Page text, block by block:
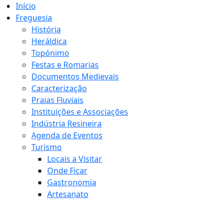
Início
Freguesia
História
Heráldica
Topónimo
Festas e Romarias
Documentos Medievais
Caracterização
Praias Fluviais
Instituições e Associações
Indústria Resineira
Agenda de Eventos
Turismo
Locais a Visitar
Onde Ficar
Gastronomia
Artesanato